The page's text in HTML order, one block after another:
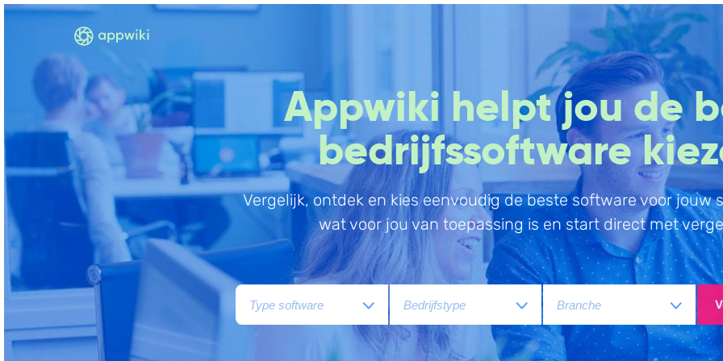
Facturatie
Aangifte
Bonnetjes
Debiteurenbeheer
Incasso
Declaraties
Scan en herken
CRM
Sales
Urenregistratie
Offerte
Documentmanagement
Projectmanagement
ERP
Rapportage
PSP
Marketing automation
Support
VoIP
Appwiki helpt jou de
bedrijfssoftware
Vergelijk, ontdek en kies eenvoudig de beste software voor jouw
wat voor jou van toepassing is en start direct met